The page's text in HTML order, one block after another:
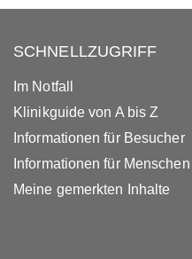
SCHNELLZUGRIFF
Im Notfall
Klinikguide von A bis Z
Informationen für Besucher
Informationen für
Meine gemerkten Inhalte